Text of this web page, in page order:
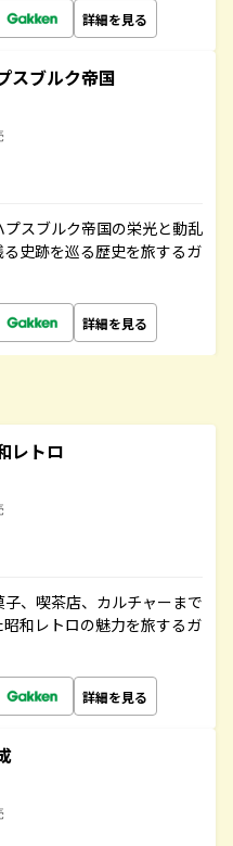
詳細を見る
ブルク帝国
プスブルク帝国の栄光と動乱
史跡を巡る歴史を旅するガ
詳細を見る
レトロ
、喫茶店、カルチャーまで
和レトロの魅力を旅するガ
詳細を見る